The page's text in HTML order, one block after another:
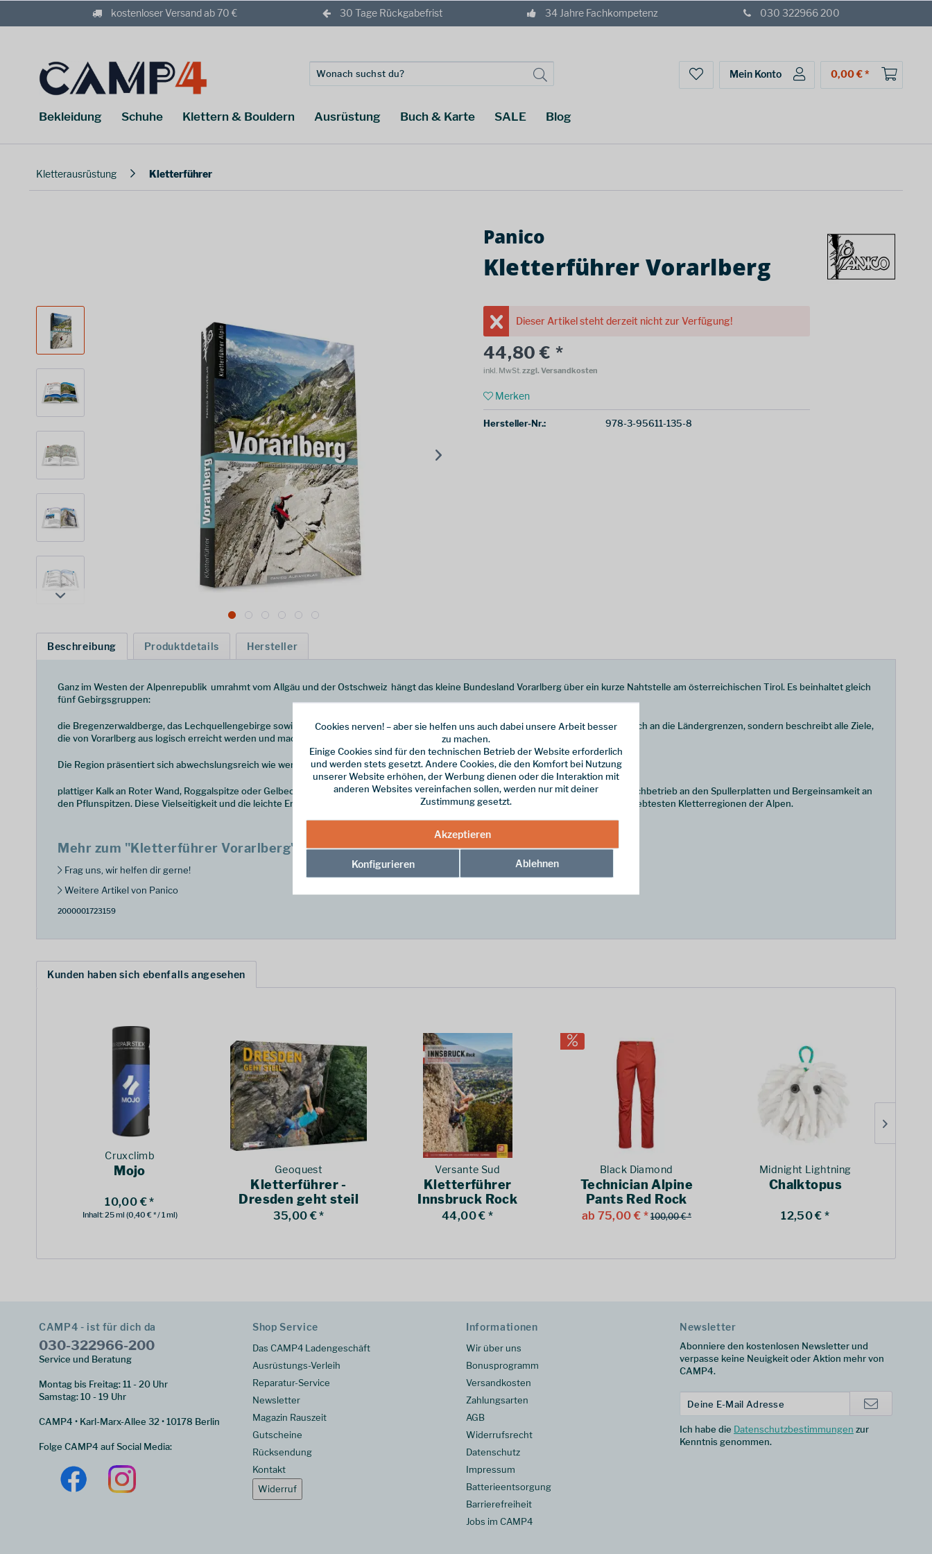
kostenloser Versand ab 70 € 30 Tage Rückgabefrist 34 Jahre Fachkompetenz 030 322966 200
Mein Konto 0,00 € *
Bekleidung Schuhe Klettern & Bouldern Ausrüstung Buch & Karte SALE Blog
Kletterausrüstung Kletterführer
Panico
Kletterführer Vorarlberg
Dieser Artikel steht derzeit nicht zur Verfügung!
44,80 € *
inkl. MwSt.zzgl. Versandkosten
Merken
Hersteller-Nr.: 978-3-95611-135-8
Beschreibung Produktdetails Hersteller
Ganz im Westen der Alpenrepublik  umrahmt vom Allgäu und der Ostschweiz  hängt das kleine Bundesland Vorarlberg über ein kurze Nahtstelle am österreichischen Tirol. Es beinhaltet gleich
fünf Gebirgsgruppen:
die Bregenzerwaldberge, das Lechquellengebirge sowie Teile von Rätikon, Silvretta und Verwall. Der Kletterführer hält sich nicht sklavisch an die Ländergrenzen, sondern beschreibt alle Ziele,
die von Vorarlberg aus logisch erreicht werden und macht dabei Ausflüge in die Schweiz, nach Tirol und ins Allgäu.
Die Region präsentiert sich abwechslungsreich wie wenige andere:
plattiger Kalk an Roter Wand, Roggalspitze oder Gelbeck, griffiges Urgestein um die Darmstädter Hütte, am Patteriol oder im Jamtal. Hochbetrieb an den Spullerplatten und Bergeinsamkeit an
den Pflunspitzen. Diese Vielseitigkeit und die leichte Erreichbarkeit vom Südwesten Deutschlands machten das Gebiet zu einer der beliebtesten Kletterregionen der Alpen.
Mehr zum "Kletterführer Vorarlberg"
Frag uns, wir helfen dir gerne!
Weitere Artikel von Panico
2000001723159
Kunden haben sich ebenfalls angesehen
Cruxclimb
Mojo
10,00 € *
Inhalt:25 ml (0,40 € * / 1 ml)
Geoquest
Kletterführer -
Dresden geht steil
35,00 € *
Versante Sud
Kletterführer
Innsbruck Rock
44,00 € *
Black Diamond
Technician Alpine
Pants Red Rock
ab 75,00 € * 100,00 € *
Midnight Lightning
Chalktopus
12,50 € *
CAMP4 - ist für dich da
030-322966-200
Service und Beratung
Montag bis Freitag: 11 - 20 Uhr
Samstag: 10 - 19 Uhr
CAMP4 • Karl-Marx-Allee 32 • 10178 Berlin
Folge CAMP4 auf Social Media:
Shop Service
Das CAMP4 Ladengeschäft
Ausrüstungs-Verleih
Reparatur-Service
Newsletter
Magazin Rauszeit
Gutscheine
Rücksendung
Kontakt
Widerruf
Informationen
Wir über uns
Bonusprogramm
Versandkosten
Zahlungsarten
AGB
Widerrufsrecht
Datenschutz
Impressum
Batterieentsorgung
Barrierefreiheit
Jobs im CAMP4
Newsletter
Abonniere den kostenlosen Newsletter und
verpasse keine Neuigkeit oder Aktion mehr von
CAMP4.
Ich habe die Datenschutzbestimmungen zur
Kenntnis genommen.
Cookies nerven! – aber sie helfen uns auch dabei unsere Arbeit besser
zu machen.
Einige Cookies sind für den technischen Betrieb der Website erforderlich
und werden stets gesetzt. Andere Cookies, die den Komfort bei Nutzung
unserer Website erhöhen, der Werbung dienen oder die Interaktion mit
anderen Websites vereinfachen sollen, werden nur mit deiner
Zustimmung gesetzt.
Akzeptieren
Konfigurieren Ablehnen